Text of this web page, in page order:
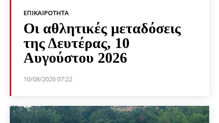
ΕΠΙΚΑΙΡΌΤΗΤΑ
Οι αθλητικές μεταδόσεις
της Δευτέρας, 10
Αυγούστου 2026
10/08/2026 07:22